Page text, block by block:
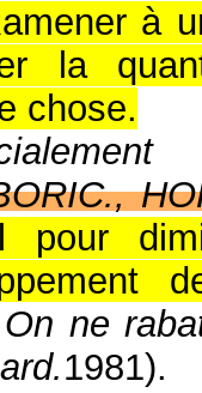
à
la
chose.
pour
On ne
1981).